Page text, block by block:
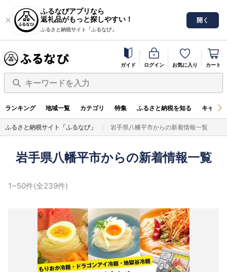
ふるなびアプリなら
返礼品がもっと探しやすい！
ふるさと納税サイト「ふるなび」
開く
ガイド ログイン お気に入り カート
キーワードを入力
ランキング 地域一覧 カテゴリ 特集 ふるさと納税を知る キャン
ふるさと納税サイト「ふるなび」 岩手県八幡平市からの新着情報一覧
岩手県八幡平市からの新着情報一覧
1~50件(全239件)